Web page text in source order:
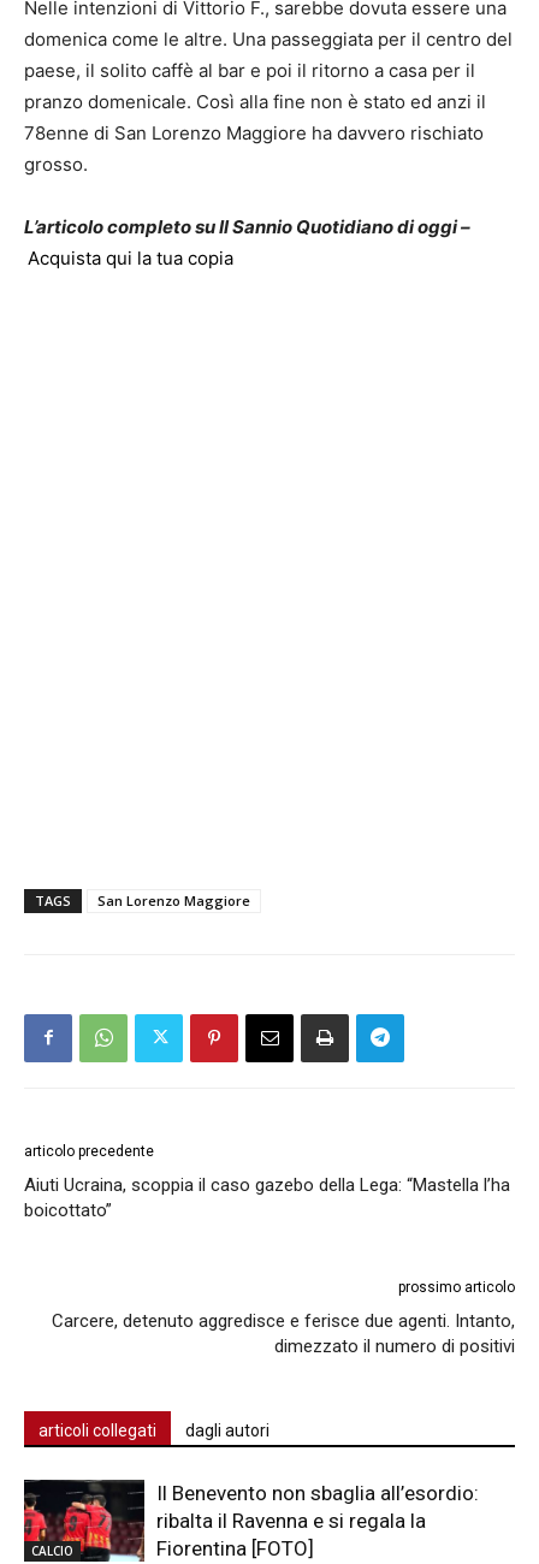
Nelle intenzioni di Vittorio F., sarebbe dovuta essere una
domenica come le altre. Una passeggiata per il centro del
paese, il solito caffè al bar e poi il ritorno a casa per il
pranzo domenicale. Così alla fine non è stato ed anzi il
78enne di San Lorenzo Maggiore ha davvero rischiato
grosso.
L’articolo completo su Il Sannio Quotidiano di oggi –
Acquista qui la tua copia
TAGS San Lorenzo Maggiore
articolo precedente
Aiuti Ucraina, scoppia il caso gazebo della Lega: “Mastella l’ha
boicottato”
prossimo articolo
Carcere, detenuto aggredisce e ferisce due agenti. Intanto,
dimezzato il numero di positivi
articoli collegati dagli autori
CALCIO
Il Benevento non sbaglia all’esordio:
ribalta il Ravenna e si regala la
Fiorentina [FOTO]